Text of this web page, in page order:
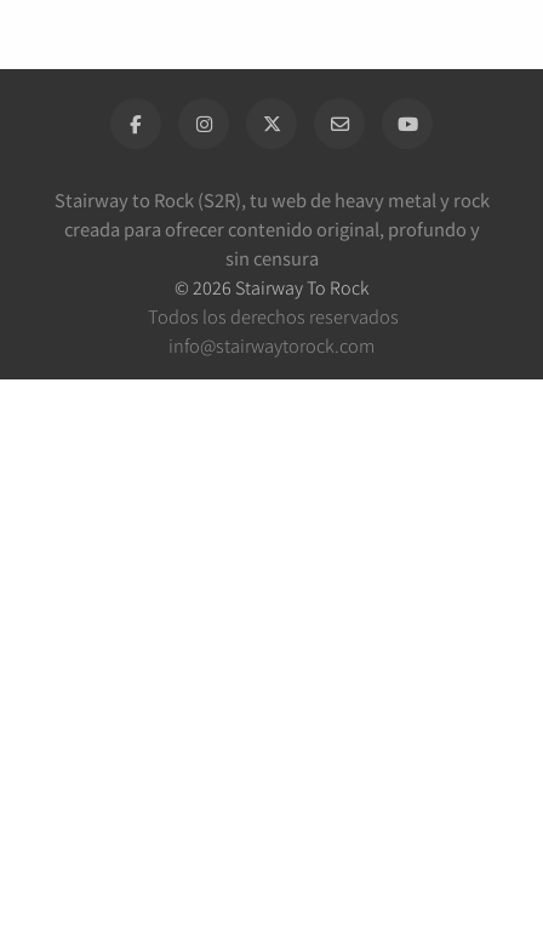
Stairway to Rock (S2R), tu web de heavy metal y rock
creada para ofrecer contenido original, profundo y
sin censura
© 2026 Stairway To Rock
Todos los derechos reservados
info@stairwaytorock.com